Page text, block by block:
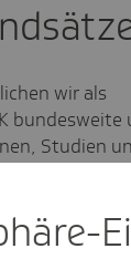
wir als
bundesweite
Studien
und
wir